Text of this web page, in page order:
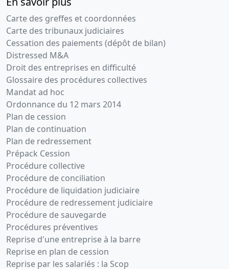
Carte des greffes et coordonnées
Carte des tribunaux judiciaires
Cessation des paiements (dépôt de bilan)
Distressed M&A
Droit des entreprises en difficulté
Glossaire des procédures collectives
Mandat ad hoc
Ordonnance du 12 mars 2014
Plan de cession
Plan de continuation
Plan de redressement
Prépack Cession
Procédure collective
Procédure de conciliation
Procédure de liquidation judiciaire
Procédure de redressement judiciaire
Procédure de sauvegarde
Procédures préventives
Reprise d'une entreprise à la barre
Reprise en plan de cession
Reprise par les salariés : la Scop